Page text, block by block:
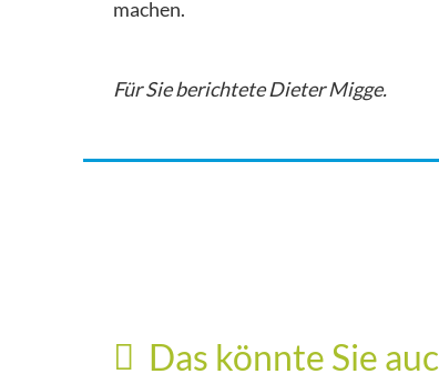
machen.
Für Sie berichtete Dieter Migge.
Das könnte Sie
letztes Mal im alten Domizil